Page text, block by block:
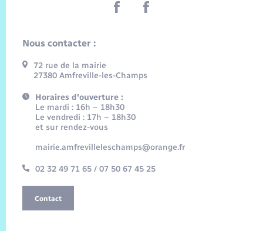
Nous contacter :
72 rue de la mairie
27380 Amfreville-les-Champs
Horaires d'ouverture :
Le mardi : 16h – 18h30
Le vendredi : 17h – 18h30
et sur rendez-vous
mairie.amfrevilleleschamps@orange.fr
02 32 49 71 65 / 07 50 67 45 25
Contact